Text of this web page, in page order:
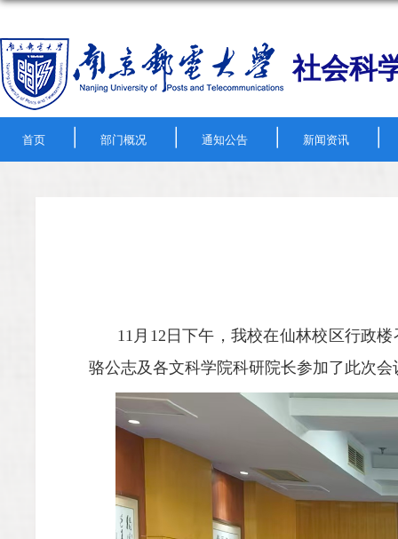
社会科
首页 部门概况 通知公告 新闻资讯
11 月 12 日下午，我校在仙林校区行政
骆公志及各文科学院科研院长参加了此次